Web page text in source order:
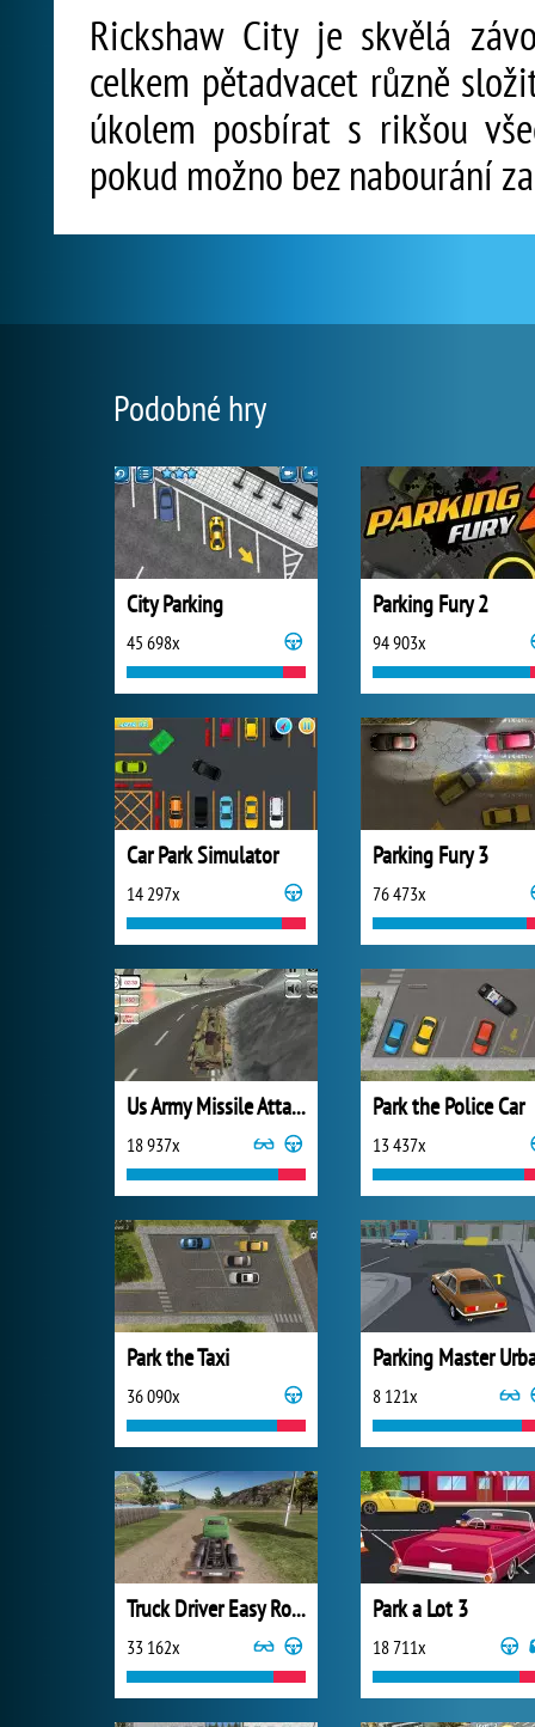
Rickshaw City je skvělá
celkem pětadvacet různě
úkolem posbírat s rikšou
pokud možno bez nabourání
Podobné hry
City Parking
45 698x
Parking Fury 2
94 903x
Car Park Simulator
14 297x
Parking Fury 3
76 473x
Us Army Missile Attack Army Truck Driving
18 937x
Park the Police Car
13 437x
Park the Taxi
36 090x 8 121x
Truck Driver Easy Road
33 162x
Park a Lot 3
18 711x